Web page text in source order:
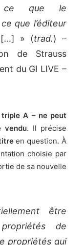
ce que le
que l’éditeur
» (trad.) –
de Strauss
du GI LIVE –
triple A – ne peut
vendu. Il précise
en question. À
choisie par
de sa nouvelle
être
de
propriétés qui